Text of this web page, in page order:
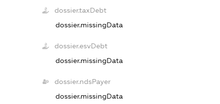
dossier.taxDebt
dossier.missingData
dossier.esvDebt
dossier.missingData
dossier.ndsPayer
dossier.missingData